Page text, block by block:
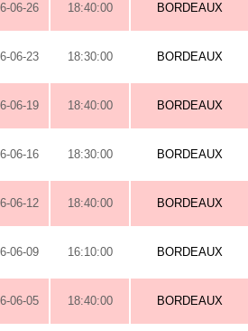
06-26 18:40:00 BORDEAUX
06-23 18:30:00 BORDEAUX
06-19 18:40:00 BORDEAUX
06-16 18:30:00 BORDEAUX
06-12 18:40:00 BORDEAUX
06-09 16:10:00 BORDEAUX
06-05 18:40:00 BORDEAUX